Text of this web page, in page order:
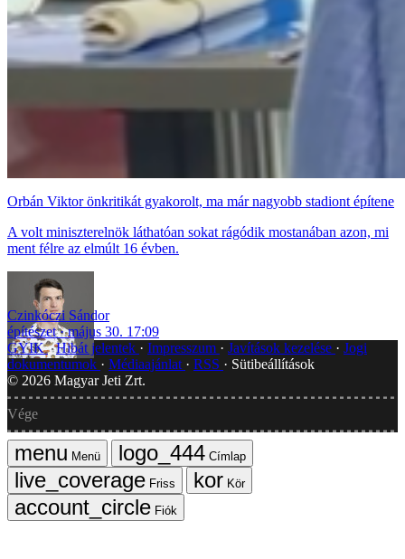
Orbán Viktor önkritikát gyakorolt, ma már nagyobb stadiont építene
A volt miniszterelnök láthatóan sokat rágódik mostanában azon, mi
ment félre az elmúlt 16 évben.
Czinkóczi Sándor
építészet
május 30. 17:09
GYIK Hibát jelentek Impresszum Javítások kezelése
Jogi
dokumentumok
Médiaajánlat RSS
Sütibeállítások
© 2026 Magyar Jeti Zrt.
Vége
Menü
Címlap
Friss
Kör
Fiók